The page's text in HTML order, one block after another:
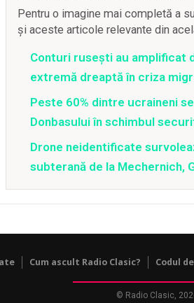
Pentru o imagine mai completă a
și aceste articole relevante din
Conturi rusești au amplificat
extremă dreaptă în criza
Peste 60% dintre ucraineni
Donbasului în schimbul
Drone neidentificate
subterană de la Mechernich,
Cum ascult Radio Clasic? Codul
© Radio Clasic,